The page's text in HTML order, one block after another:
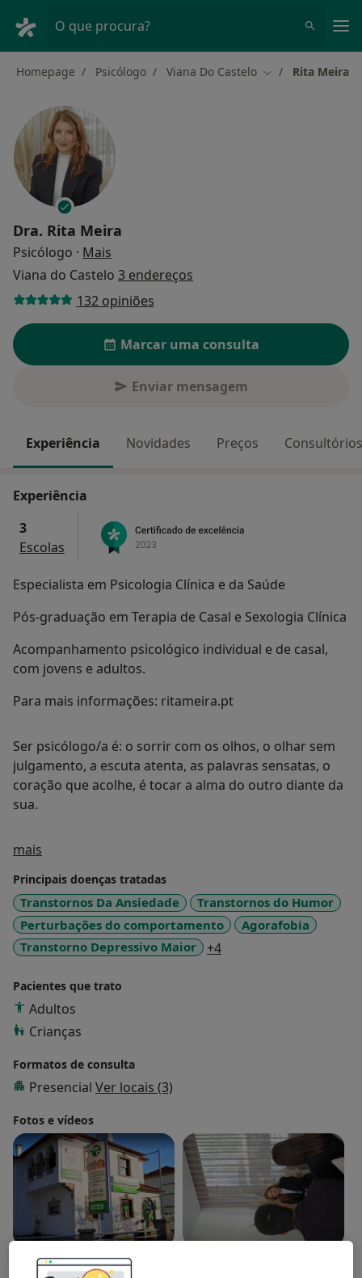
O que procura?
Homepage Psicólogo Viana Do Castelo Mudar de cidade
Rita Meira
Dra. Rita Meira
Psicólogo · Mais
Viana do Castelo 3 endereços
132 opiniões
Marcar uma consulta
Enviar mensagem
Experiência Novidades Preços Consultórios
Experiência
3
Escolas
Especialista em Psicologia Clínica e da Saúde
Pós-graduação em Terapia de Casal e Sexologia Clínica
Acompanhamento psicológico individual e de casal,
com jovens e adultos.
Para mais informações: ritameira.pt
Ser psicólogo/a é: o sorrir com os olhos, o olhar sem
julgamento, a escuta atenta, as palavras sensatas, o
coração que acolhe, é tocar a alma do outro diante da
sua.
mais
Principais doenças tratadas
Transtornos Da Ansiedade
Transtornos do Humor
Perturbações do comportamento
Agorafobia
Transtorno Depressivo Maior
+4
Pacientes que trato
Adultos
Crianças
Formatos de consulta
Presencial Ver locais (3)
Fotos e vídeos
Ver galeria (6)